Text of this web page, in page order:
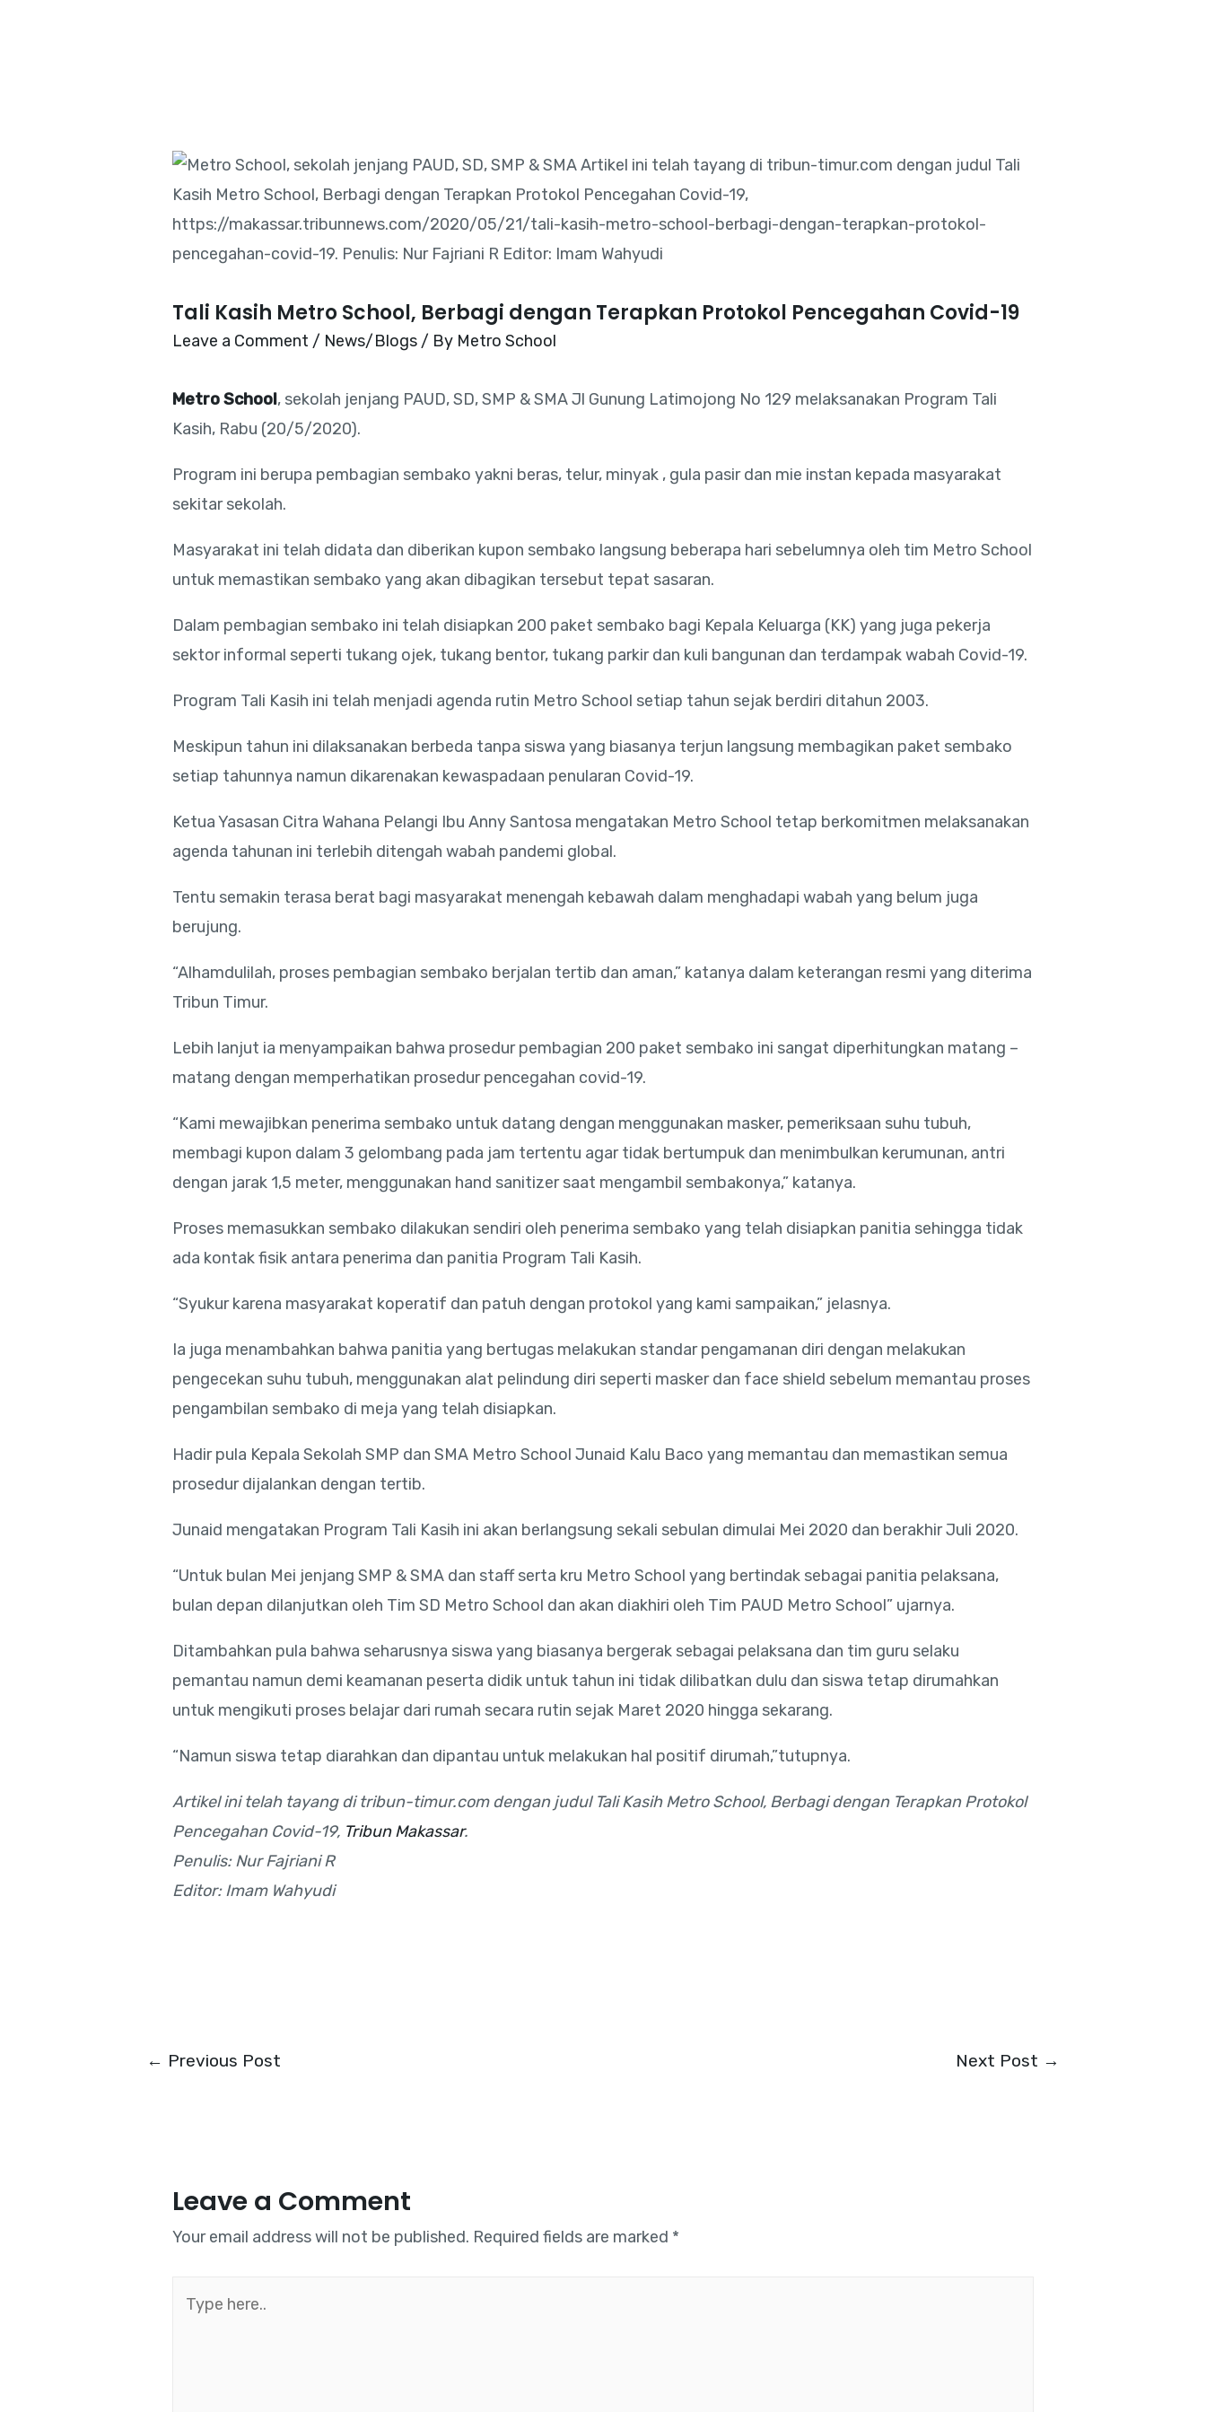
Tali Kasih Metro School, Berbagi dengan Terapkan Protokol Pencegahan Covid-19
Leave a Comment / News/Blogs / By Metro School
Metro School, sekolah jenjang PAUD, SD, SMP & SMA Jl Gunung Latimojong No 129 melaksanakan Program Tali
Kasih, Rabu (20/5/2020).
Program ini berupa pembagian sembako yakni beras, telur, minyak , gula pasir dan mie instan kepada masyarakat
sekitar sekolah.
Masyarakat ini telah didata dan diberikan kupon sembako langsung beberapa hari sebelumnya oleh tim Metro School
untuk memastikan sembako yang akan dibagikan tersebut tepat sasaran.
Dalam pembagian sembako ini telah disiapkan 200 paket sembako bagi Kepala Keluarga (KK) yang juga pekerja
sektor informal seperti tukang ojek, tukang bentor, tukang parkir dan kuli bangunan dan terdampak wabah Covid-19.
Program Tali Kasih ini telah menjadi agenda rutin Metro School setiap tahun sejak berdiri ditahun 2003.
Meskipun tahun ini dilaksanakan berbeda tanpa siswa yang biasanya terjun langsung membagikan paket sembako
setiap tahunnya namun dikarenakan kewaspadaan penularan Covid-19.
Ketua Yasasan Citra Wahana Pelangi Ibu Anny Santosa mengatakan Metro School tetap berkomitmen melaksanakan
agenda tahunan ini terlebih ditengah wabah pandemi global.
Tentu semakin terasa berat bagi masyarakat menengah kebawah dalam menghadapi wabah yang belum juga
berujung.
“Alhamdulilah, proses pembagian sembako berjalan tertib dan aman,” katanya dalam keterangan resmi yang diterima
Tribun Timur.
Lebih lanjut ia menyampaikan bahwa prosedur pembagian 200 paket sembako ini sangat diperhitungkan matang –
matang dengan memperhatikan prosedur pencegahan covid-19.
“Kami mewajibkan penerima sembako untuk datang dengan menggunakan masker, pemeriksaan suhu tubuh,
membagi kupon dalam 3 gelombang pada jam tertentu agar tidak bertumpuk dan menimbulkan kerumunan, antri
dengan jarak 1,5 meter, menggunakan hand sanitizer saat mengambil sembakonya,” katanya.
Proses memasukkan sembako dilakukan sendiri oleh penerima sembako yang telah disiapkan panitia sehingga tidak
ada kontak fisik antara penerima dan panitia Program Tali Kasih.
“Syukur karena masyarakat koperatif dan patuh dengan protokol yang kami sampaikan,” jelasnya.
Ia juga menambahkan bahwa panitia yang bertugas melakukan standar pengamanan diri dengan melakukan
pengecekan suhu tubuh, menggunakan alat pelindung diri seperti masker dan face shield sebelum memantau proses
pengambilan sembako di meja yang telah disiapkan.
Hadir pula Kepala Sekolah SMP dan SMA Metro School Junaid Kalu Baco yang memantau dan memastikan semua
prosedur dijalankan dengan tertib.
Junaid mengatakan Program Tali Kasih ini akan berlangsung sekali sebulan dimulai Mei 2020 dan berakhir Juli 2020.
“Untuk bulan Mei jenjang SMP & SMA dan staff serta kru Metro School yang bertindak sebagai panitia pelaksana,
bulan depan dilanjutkan oleh Tim SD Metro School dan akan diakhiri oleh Tim PAUD Metro School” ujarnya.
Ditambahkan pula bahwa seharusnya siswa yang biasanya bergerak sebagai pelaksana dan tim guru selaku
pemantau namun demi keamanan peserta didik untuk tahun ini tidak dilibatkan dulu dan siswa tetap dirumahkan
untuk mengikuti proses belajar dari rumah secara rutin sejak Maret 2020 hingga sekarang.
“Namun siswa tetap diarahkan dan dipantau untuk melakukan hal positif dirumah,”tutupnya.
Artikel ini telah tayang di tribun-timur.com dengan judul Tali Kasih Metro School, Berbagi dengan Terapkan Protokol
Pencegahan Covid-19, Tribun Makassar.
Penulis: Nur Fajriani R
Editor: Imam Wahyudi
← Previous Post Next Post →
Leave a Comment
Your email address will not be published. Required fields are marked *
here..